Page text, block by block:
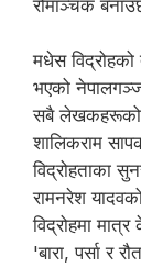
रोमाञ्चक
मधेस
भएको
सबै लेखकहरूको
शालिकराम
विद्रोहताका
रामनरेश
विद्रोहमा
'बारा, पर्सा र